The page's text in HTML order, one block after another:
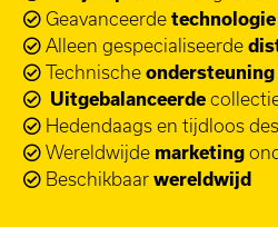
Geavanceerde technologie
Alleen gespecialiseerde
Technische ondersteuning
Uitgebalanceerde
Hedendaags en tijdloos
Wereldwijde marketing
Beschikbaar wereldwijd